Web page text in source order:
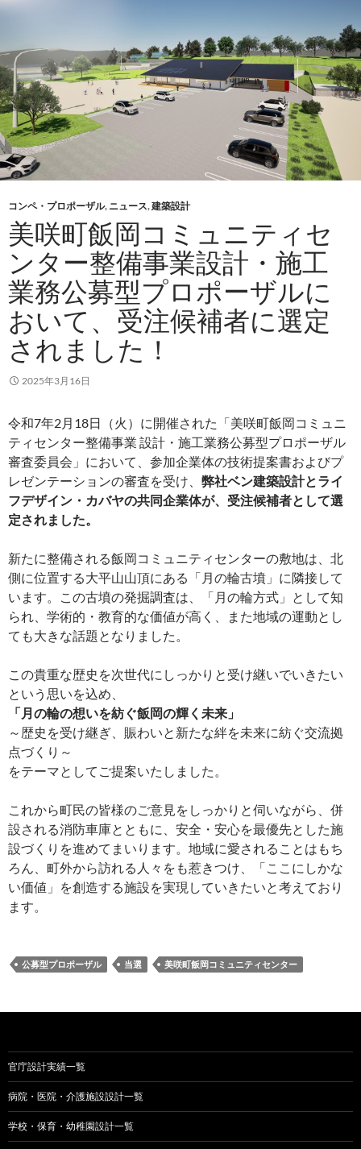
コンペ・プロポーザル, ニュース,建築設計
美咲町飯岡コミュニティセ
ンター整備事業設計・施工
業務公募型プロポーザルに
おいて、受注候補者に選定
されました！
2025年3月16日
令和7年2月18日（火）に開催された「美咲町飯岡コミュニ
ティセンター整備事業 設計・施工業務公募型プロポーザル
審査委員会」において、参加企業体の技術提案書およびプ
レゼンテーションの審査を受け、 弊社ベン建築設計とライ
フデザイン・カバヤの共同企業体が、受注候補者として選
定されました。
新たに整備される飯岡コミュニティセンターの敷地は、北
側に位置する大平山山頂にある「月の輪古墳」に隣接して
います。この古墳の発掘調査は、「月の輪方式」として知
られ、学術的・教育的な価値が高く、また地域の運動とし
ても大きな話題となりました。
この貴重な歴史を次世代にしっかりと受け継いでいきたい
という思いを込め、
「月の輪の想いを紡ぐ飯岡の輝く未来」
～歴史を受け継ぎ、賑わいと新たな絆を未来に紡ぐ交流拠
点づくり～
をテーマとしてご提案いたしました。
これから町民の皆様のご意見をしっかりと伺いながら、併
設される消防車庫とともに、安全・安心を最優先とした施
設づくりを進めてまいります。地域に愛されることはもち
ろん、町外から訪れる人々をも惹きつけ、「ここにしかな
い価値」を創造する施設を実現していきたいと考えており
ます。
公募型プロポーザル 当選 美咲町飯岡コミュニティセンター
官庁設計実績一覧
病院・医院・介護施設設計一覧
学校・保育・幼稚園設計一覧